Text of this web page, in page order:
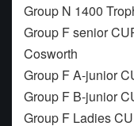
Group N 1400
Group F senior
Cosworth
Group F A-junior
Group F B-junior
Group F Ladies